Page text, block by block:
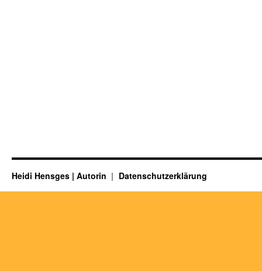
Heidi Hensges | Autorin Datenschutzerklärung